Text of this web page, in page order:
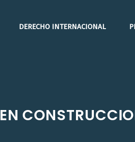
DERECHO INTERNACIONAL